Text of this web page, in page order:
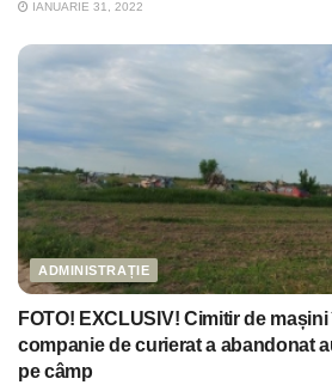
IANUARIE 31, 2022
ADMINISTRAȚIE
FOTO! EXCLUSIV! Cimitir de
companie de curierat a abandonat
pe câmp